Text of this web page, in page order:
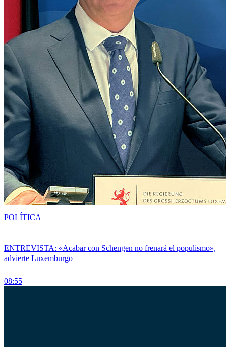
ENTREVISTA: «Acabar con Schengen no frenará el populismo»,
advierte Luxemburgo
08:55
POLÍTICA